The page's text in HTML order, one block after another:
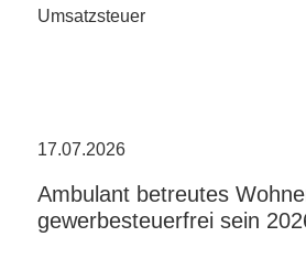
Umsatzsteuer
17.07.2026
Ambulant betreutes
gewerbesteuerfrei sein